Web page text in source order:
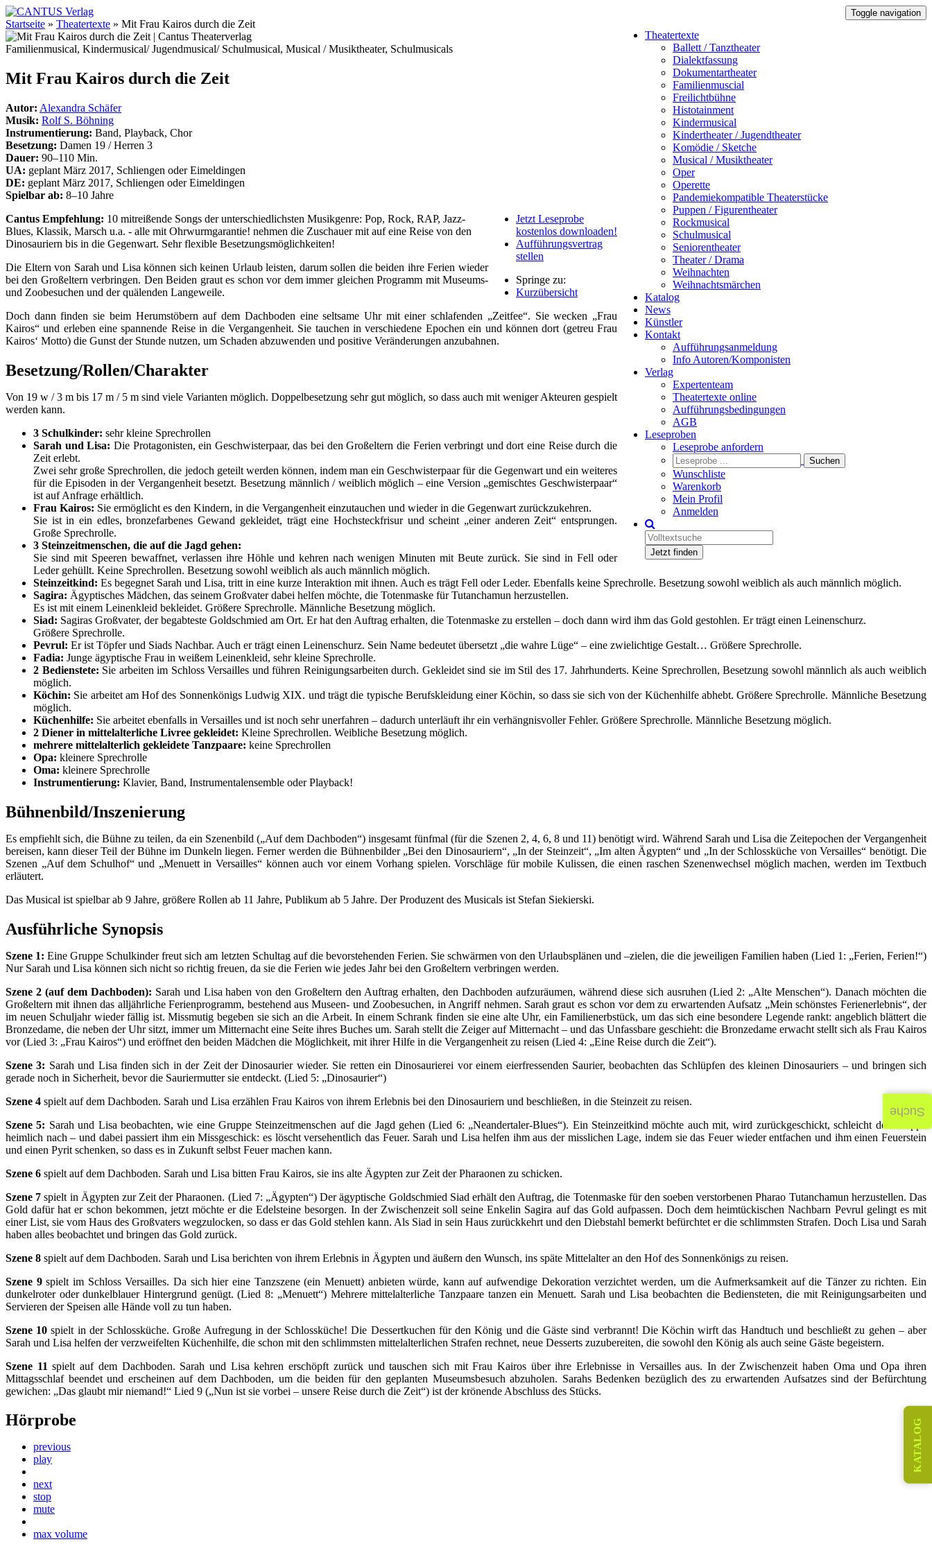
Toggle navigation
Theatertexte
Ballett / Tanztheater
Dialektfassung
Dokumentartheater
Familienmuscial
Freilichtbühne
Histotainment
Kindermusical
Kindertheater / Jugendtheater
Komödie / Sketche
Musical / Musiktheater
Oper
Operette
Pandemiekompatible Theaterstücke
Puppen / Figurentheater
Rockmusical
Schulmusical
Seniorentheater
Theater / Drama
Weihnachten
Weihnachtsmärchen
Katalog
News
Künstler
Kontakt
Aufführungsanmeldung
Info Autoren/Komponisten
Verlag
Expertenteam
Theatertexte online
Aufführungsbedingungen
AGB
Leseproben
Leseprobe anfordern
Wunschliste
Warenkorb
Mein Profil
Anmelden
Jetzt finden
Startseite » Theatertexte » Mit Frau Kairos durch die Zeit
Familienmusical, Kindermusical/ Jugendmusical/ Schulmusical, Musical / Musiktheater, Schulmusicals
Mit Frau Kairos durch die Zeit
Autor: Alexandra Schäfer
Musik: Rolf S. Böhning
Instrumentierung: Band, Playback, Chor
Besetzung: Damen 19 / Herren 3
Dauer: 90–110 Min.
UA: geplant März 2017, Schliengen oder Eimeldingen
DE: geplant März 2017, Schliengen oder Eimeldingen
Spielbar ab: 8–10 Jahre
Jetzt Leseprobe
kostenlos downloaden!
Aufführungsvertrag
stellen
Springe zu:
Kurzübersicht
Cantus Empfehlung: 10 mitreißende Songs der unterschiedlichsten Musikgenre: Pop, Rock, RAP, Jazz-
Blues, Klassik, Marsch u.a. - alle mit Ohrwurmgarantie! nehmen die Zuschauer mit auf eine Reise von den
Dinosauriern bis in die Gegenwart. Sehr flexible Besetzungsmöglichkeiten!
Die Eltern von Sarah und Lisa können sich keinen Urlaub leisten, darum sollen die beiden ihre Ferien wieder
bei den Großeltern verbringen. Den Beiden graut es schon vor dem immer gleichen Programm mit Museums-
und Zoobesuchen und der quälenden Langeweile.
Doch dann finden sie beim Herumstöbern auf dem Dachboden eine seltsame Uhr mit einer schlafenden „Zeitfee“. Sie wecken „Frau
Kairos“ und erleben eine spannende Reise in die Vergangenheit. Sie tauchen in verschiedene Epochen ein und können dort (getreu Frau
Kairos‘ Motto) die Gunst der Stunde nutzen, um Schaden abzuwenden und positive Veränderungen anzubahnen.
Besetzung/Rollen/Charakter
Von 19 w / 3 m bis 17 m / 5 m sind viele Varianten möglich. Doppelbesetzung sehr gut möglich, so dass auch mit weniger Akteuren gespielt
werden kann.
3 Schulkinder: sehr kleine Sprechrollen
Sarah und Lisa: Die Protagonisten, ein Geschwisterpaar, das bei den Großeltern die Ferien verbringt und dort eine Reise durch die
Zeit erlebt.
Zwei sehr große Sprechrollen, die jedoch geteilt werden können, indem man ein Geschwisterpaar für die Gegenwart und ein weiteres
für die Episoden in der Vergangenheit besetzt. Besetzung männlich / weiblich möglich – eine Version „gemischtes Geschwisterpaar“
ist auf Anfrage erhältlich.
Frau Kairos: Sie ermöglicht es den Kindern, in die Vergangenheit einzutauchen und wieder in die Gegenwart zurückzukehren.
Sie ist in ein edles, bronzefarbenes Gewand gekleidet, trägt eine Hochsteckfrisur und scheint „einer anderen Zeit“ entsprungen.
Große Sprechrolle.
3 Steinzeitmenschen, die auf die Jagd gehen:
Sie sind mit Speeren bewaffnet, verlassen ihre Höhle und kehren nach wenigen Minuten mit Beute zurück. Sie sind in Fell oder
Leder gehüllt. Keine Sprechrollen. Besetzung sowohl weiblich als auch männlich möglich.
Steinzeitkind: Es begegnet Sarah und Lisa, tritt in eine kurze Interaktion mit ihnen. Auch es trägt Fell oder Leder. Ebenfalls keine Sprechrolle. Besetzung sowohl weiblich als auch männlich möglich.
Sagira: Ägyptisches Mädchen, das seinem Großvater dabei helfen möchte, die Totenmaske für Tutanchamun herzustellen.
Es ist mit einem Leinenkleid bekleidet. Größere Sprechrolle. Männliche Besetzung möglich.
Siad: Sagiras Großvater, der begabteste Goldschmied am Ort. Er hat den Auftrag erhalten, die Totenmaske zu erstellen – doch dann wird ihm das Gold gestohlen. Er trägt einen Leinenschurz.
Größere Sprechrolle.
Pevrul: Er ist Töpfer und Siads Nachbar. Auch er trägt einen Leinenschurz. Sein Name bedeutet übersetzt „die wahre Lüge“ – eine zwielichtige Gestalt… Größere Sprechrolle.
Fadia: Junge ägyptische Frau in weißem Leinenkleid, sehr kleine Sprechrolle.
2 Bedienstete: Sie arbeiten im Schloss Versailles und führen Reinigungsarbeiten durch. Gekleidet sind sie im Stil des 17. Jahrhunderts. Keine Sprechrollen, Besetzung sowohl männlich als auch weiblich
möglich.
Köchin: Sie arbeitet am Hof des Sonnenkönigs Ludwig XIX. und trägt die typische Berufskleidung einer Köchin, so dass sie sich von der Küchenhilfe abhebt. Größere Sprechrolle. Männliche Besetzung
möglich.
Küchenhilfe: Sie arbeitet ebenfalls in Versailles und ist noch sehr unerfahren – dadurch unterläuft ihr ein verhängnisvoller Fehler. Größere Sprechrolle. Männliche Besetzung möglich.
2 Diener in mittelalterliche Livree gekleidet: Kleine Sprechrollen. Weibliche Besetzung möglich.
mehrere mittelalterlich gekleidete Tanzpaare: keine Sprechrollen
Opa: kleinere Sprechrolle
Oma: kleinere Sprechrolle
Instrumentierung: Klavier, Band, Instrumentalensemble oder Playback!
Bühnenbild/Inszenierung
Es empfiehlt sich, die Bühne zu teilen, da ein Szenenbild („Auf dem Dachboden“) insgesamt fünfmal (für die Szenen 2, 4, 6, 8 und 11) benötigt wird. Während Sarah und Lisa die Zeitepochen der Vergangenheit
bereisen, kann dieser Teil der Bühne im Dunkeln liegen. Ferner werden die Bühnenbilder „Bei den Dinosauriern“, „In der Steinzeit“, „Im alten Ägypten“ und „In der Schlossküche von Versailles“ benötigt. Die
Szenen „Auf dem Schulhof“ und „Menuett in Versailles“ können auch vor einem Vorhang spielen. Vorschläge für mobile Kulissen, die einen raschen Szenenwechsel möglich machen, werden im Textbuch
erläutert.
Das Musical ist spielbar ab 9 Jahre, größere Rollen ab 11 Jahre, Publikum ab 5 Jahre. Der Produzent des Musicals ist Stefan Siekierski.
Ausführliche Synopsis
Szene 1: Eine Gruppe Schulkinder freut sich am letzten Schultag auf die bevorstehenden Ferien. Sie schwärmen von den Urlaubsplänen und –zielen, die die jeweiligen Familien haben (Lied 1: „Ferien, Ferien!“)
Nur Sarah und Lisa können sich nicht so richtig freuen, da sie die Ferien wie jedes Jahr bei den Großeltern verbringen werden.
Szene 2 (auf dem Dachboden): Sarah und Lisa haben von den Großeltern den Auftrag erhalten, den Dachboden aufzuräumen, während diese sich ausruhen (Lied 2: „Alte Menschen“). Danach möchten die
Großeltern mit ihnen das alljährliche Ferienprogramm, bestehend aus Museen- und Zoobesuchen, in Angriff nehmen. Sarah graut es schon vor dem zu erwartenden Aufsatz „Mein schönstes Ferienerlebnis“, der
im neuen Schuljahr wieder fällig ist. Missmutig begeben sie sich an die Arbeit. In einem Schrank finden sie eine alte Uhr, ein Familienerbstück, um das sich eine besondere Legende rankt: angeblich blättert die
Bronzedame, die neben der Uhr sitzt, immer um Mitternacht eine Seite ihres Buches um. Sarah stellt die Zeiger auf Mitternacht – und das Unfassbare geschieht: die Bronzedame erwacht stellt sich als Frau Kairos
vor (Lied 3: „Frau Kairos“) und eröffnet den beiden Mädchen die Möglichkeit, mit ihrer Hilfe in die Vergangenheit zu reisen (Lied 4: „Eine Reise durch die Zeit“).
Szene 3: Sarah und Lisa finden sich in der Zeit der Dinosaurier wieder. Sie retten ein Dinosaurierei vor einem eierfressenden Saurier, beobachten das Schlüpfen des kleinen Dinosauriers – und bringen sich
gerade noch in Sicherheit, bevor die Sauriermutter sie entdeckt. (Lied 5: „Dinosaurier“)
Szene 4 spielt auf dem Dachboden. Sarah und Lisa erzählen Frau Kairos von ihrem Erlebnis bei den Dinosauriern und beschließen, in die Steinzeit zu reisen.
Szene 5: Sarah und Lisa beobachten, wie eine Gruppe Steinzeitmenschen auf die Jagd gehen (Lied 6: „Neandertaler-Blues“). Ein Steinzeitkind möchte auch mit, wird zurückgeschickt, schleicht der Gruppe
heimlich nach – und dabei passiert ihm ein Missgeschick: es löscht versehentlich das Feuer. Sarah und Lisa helfen ihm aus der misslichen Lage, indem sie das Feuer wieder entfachen und ihm einen Feuerstein
und einen Pyrit schenken, so dass es in Zukunft selbst Feuer machen kann.
Szene 6 spielt auf dem Dachboden. Sarah und Lisa bitten Frau Kairos, sie ins alte Ägypten zur Zeit der Pharaonen zu schicken.
Szene 7 spielt in Ägypten zur Zeit der Pharaonen. (Lied 7: „Ägypten“) Der ägyptische Goldschmied Siad erhält den Auftrag, die Totenmaske für den soeben verstorbenen Pharao Tutanchamun herzustellen. Das
Gold dafür hat er schon bekommen, jetzt möchte er die Edelsteine besorgen. In der Zwischenzeit soll seine Enkelin Sagira auf das Gold aufpassen. Doch dem heimtückischen Nachbarn Pevrul gelingt es mit
einer List, sie vom Haus des Großvaters wegzulocken, so dass er das Gold stehlen kann. Als Siad in sein Haus zurückkehrt und den Diebstahl bemerkt befürchtet er die schlimmsten Strafen. Doch Lisa und Sarah
haben alles beobachtet und bringen das Gold zurück.
Szene 8 spielt auf dem Dachboden. Sarah und Lisa berichten von ihrem Erlebnis in Ägypten und äußern den Wunsch, ins späte Mittelalter an den Hof des Sonnenkönigs zu reisen.
Szene 9spielt im Schloss Versailles. Da sich hier eine Tanzszene (ein Menuett) anbieten würde, kann auf aufwendige Dekoration verzichtet werden, um die Aufmerksamkeit auf die Tänzer zu richten. Ein
dunkelroter oder dunkelblauer Hintergrund genügt. (Lied 8: „Menuett“) Mehrere mittelalterliche Tanzpaare tanzen ein Menuett. Sarah und Lisa beobachten die Bediensteten, die mit Reinigungsarbeiten und
Servieren der Speisen alle Hände voll zu tun haben.
Szene 10 spielt in der Schlossküche. Große Aufregung in der Schlossküche! Die Dessertkuchen für den König und die Gäste sind verbrannt! Die Köchin wirft das Handtuch und beschließt zu gehen – aber
Sarah und Lisa helfen der verzweifelten Küchenhilfe, die schon mit den schlimmsten mittelalterlichen Strafen rechnet, neue Desserts zuzubereiten, die sowohl den König als auch seine Gäste begeistern.
Szene 11 spielt auf dem Dachboden. Sarah und Lisa kehren erschöpft zurück und tauschen sich mit Frau Kairos über ihre Erlebnisse in Versailles aus. In der Zwischenzeit haben Oma und Opa ihren
Mittagsschlaf beendet und erscheinen auf dem Dachboden, um die beiden für den geplanten Museumsbesuch abzuholen. Sarahs Bedenken bezüglich des zu erwartenden Aufsatzes sind der Befürchtung
gewichen: „Das glaubt mir niemand!“ Lied 9 („Nun ist sie vorbei – unsere Reise durch die Zeit“) ist der krönende Abschluss des Stücks.
Hörprobe
previous
play
next
stop
mute
max volume
KATALOG
Suche